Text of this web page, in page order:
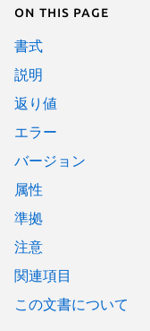
On this page
書式
説明
返り値
エラー
バージョン
属性
準拠
注意
関連項目
この文書について